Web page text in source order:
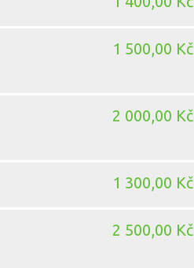
1 500,00 Kč
2 000,00 Kč
1 300,00 Kč
2 500,00 Kč